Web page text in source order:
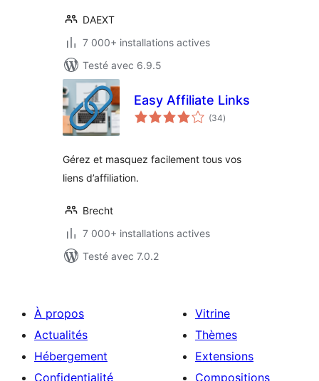
DAEXT
7 000+ installations actives
Testé avec 6.9.5
Easy Affiliate Links
(34notes
en
)
Gérez et masquez facilement tous vos
liens d’affiliation.
Brecht
7 000+ installations actives
Testé avec 7.0.2
À propos
Actualités
Hébergement
Confidentialité
Vitrine
Thèmes
Extensions
Compositions